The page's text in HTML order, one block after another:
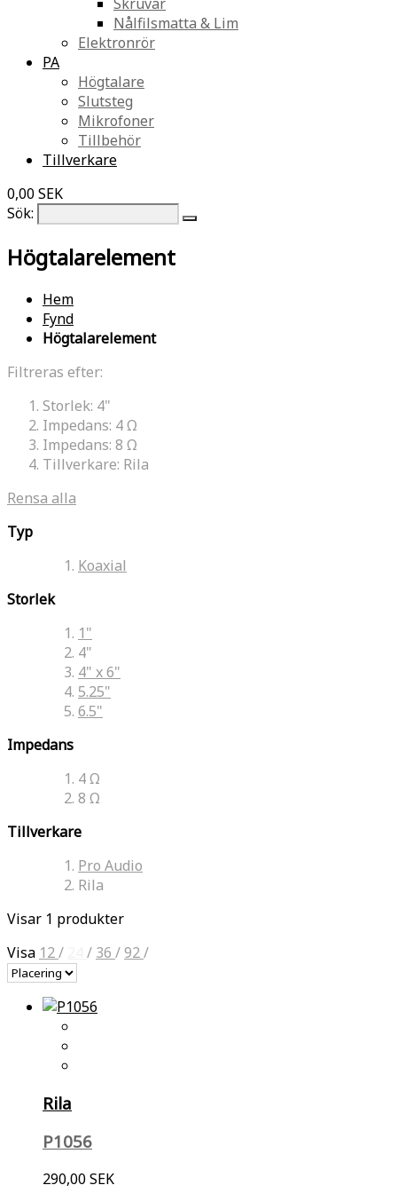
Nålfilsmatta & Lim
Elektronrör
PA
Högtalare
Slutsteg
Mikrofoner
Tillbehör
Tillverkare
0,00 SEK
Sök:
Högtalarelement
Hem
Fynd
Högtalarelement
Filtreras efter:
Storlek: 4"
Impedans: 4 Ω
Impedans: 8 Ω
Tillverkare: Rila
Rensa alla
Typ
Koaxial
Storlek
1"
4"
4" x 6"
5.25"
6.5"
Impedans
4 Ω
8 Ω
Tillverkare
Pro Audio
Rila
Visar 1 produkter
Visa 12/ / 36 /92/
Rila
P1056
290,00 SEK